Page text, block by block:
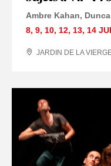
Ambre Kahan,
8, 9, 10, 12, 13, 14
JARDIN DE LA